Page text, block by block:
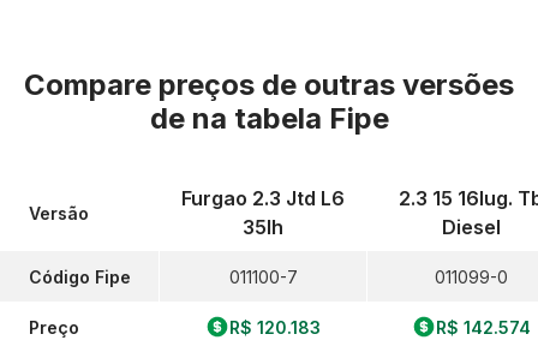
Compare preços de outras versões
de na tabela Fipe
Versão
Código Fipe
Preço
Furgao 2.3 Jtd L6
35lh
011100-7
R$ 120.183
2.3 15 16lug.
Diesel
011099-0
R$ 142.574